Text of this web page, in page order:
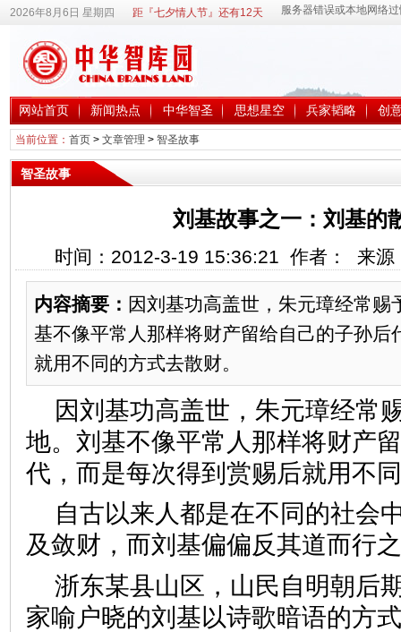
2026年8月6日 星期四 距『七夕情人节』还有12天
网站首页 新闻热点 中华智圣 思想星空 兵家韬略 创
当前位置： 首页> 文章管理 > 智圣故事
智圣故事
刘基故事之一：刘基的
时间：2012-3-19 15:36:21 作者： 来
内容摘要： 因刘基功高盖世，朱元璋经常赐
基不像平常人那样将财产留给自己的子孙后
就用不同的方式去散财。
因刘基功高盖世，朱元璋经常
地。刘基不像平常人那样将财产
代，而是每次得到赏赐后就用不
自古以来人都是在不同的社会
及敛财，而刘基偏偏反其道而行
浙东某县山区，山民自明朝后
家喻户晓的刘基以诗歌暗语的方